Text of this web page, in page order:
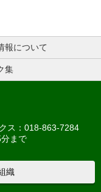
報について
集
ス：018-863-7284
まで
織